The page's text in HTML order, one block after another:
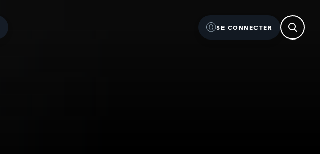
SE CONNECTER